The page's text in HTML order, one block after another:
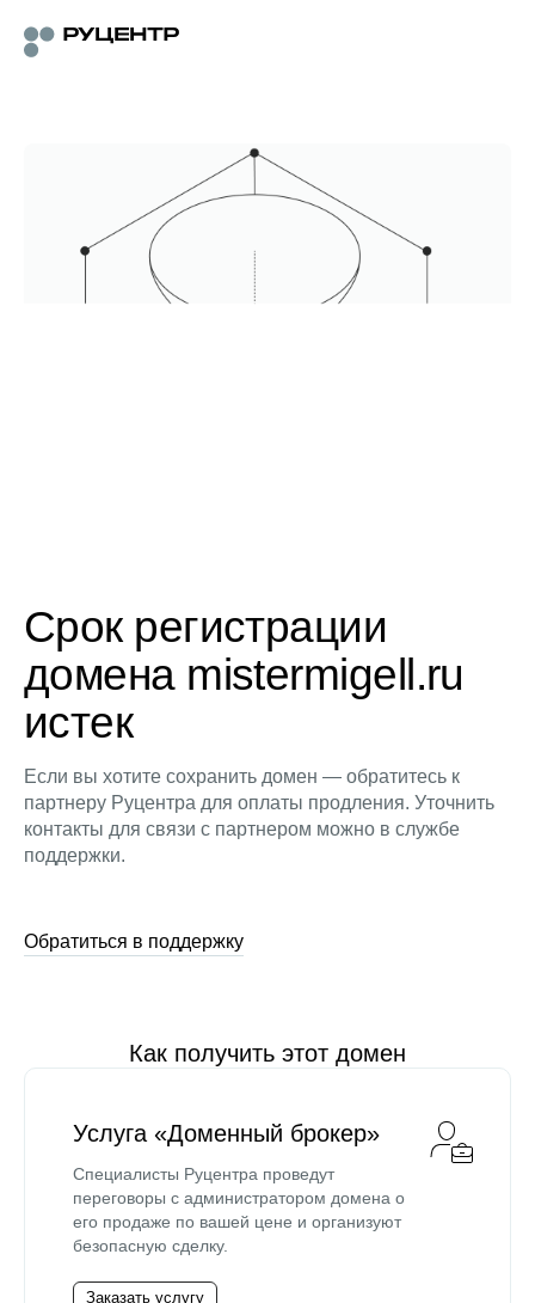
Срок регистрации
домена mistermigell.ru
истек
Если вы хотите сохранить домен — обратитесь к
партнеру Руцентра для оплаты продления. Уточнить
контакты для связи с партнером можно в службе
поддержки.
Обратиться в поддержку
Как получить этот домен
Услуга «Доменный брокер»
Специалисты Руцентра проведут
переговоры с администратором домена о
его продаже по вашей цене и организуют
безопасную сделку.
Заказать услугу